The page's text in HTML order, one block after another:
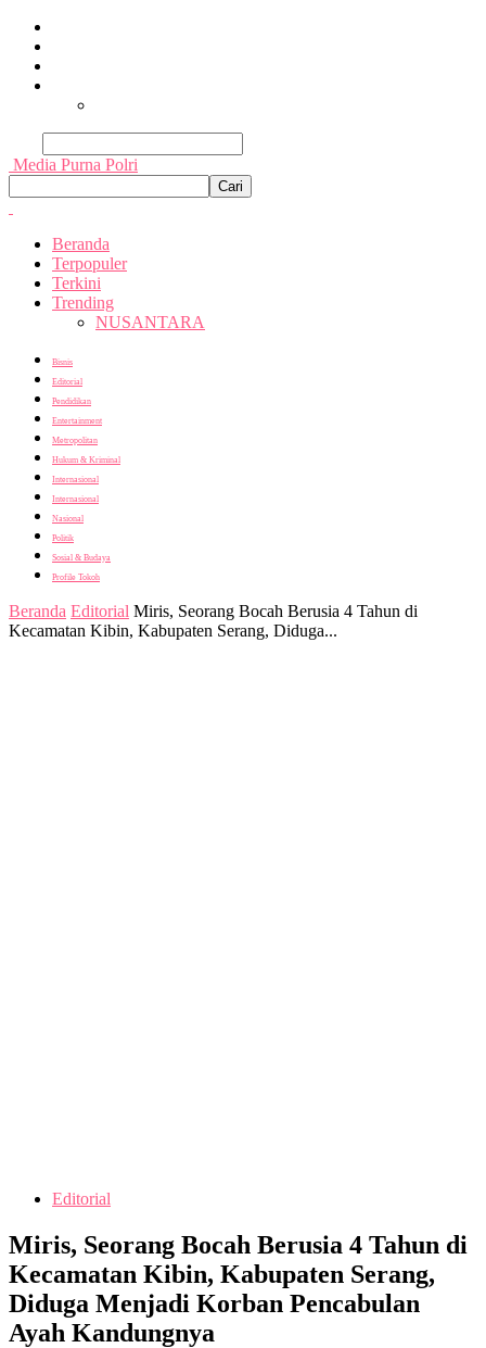
Media Purna Polri
Beranda
Terpopuler
Terkini
Trending
NUSANTARA
Bisnis
Editorial
Pendidikan
Entertainment
Metropolitan
Hukum & Kriminal
Internasional
Internasional
Nasional
Politik
Sosial & Budaya
Profile Tokoh
Beranda Editorial Miris, Seorang Bocah Berusia 4 Tahun di
Kecamatan Kibin, Kabupaten Serang, Diduga...
Editorial
Miris, Seorang Bocah Berusia 4 Tahun di
Kecamatan Kibin, Kabupaten Serang,
Diduga Menjadi Korban Pencabulan
Ayah Kandungnya